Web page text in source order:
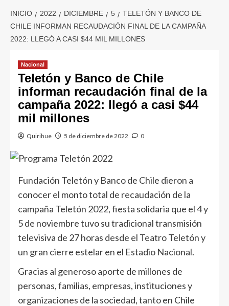
INICIO 2022 DICIEMBRE 5
TELETÓN Y BANCO DE
CHILE INFORMAN RECAUDACIÓN FINAL DE LA CAMPAÑA
2022: LLEGÓ A CASI $44 MIL MILLONES
Nacional
Teletón y Banco de Chile
informan recaudación final de la
campaña 2022: llegó a casi $44
mil millones
Quirihue 5 de diciembre de 2022 0
Fundación Teletón y Banco de Chile dieron a
conocer el monto total de recaudación de la
campaña Teletón 2022, fiesta solidaria que el 4 y
5 de noviembre tuvo su tradicional transmisión
televisiva de 27 horas desde el Teatro Teletón y
un gran cierre estelar en el Estadio Nacional.
Gracias al generoso aporte de millones de
personas, familias, empresas, instituciones y
organizaciones de la sociedad, tanto en Chile